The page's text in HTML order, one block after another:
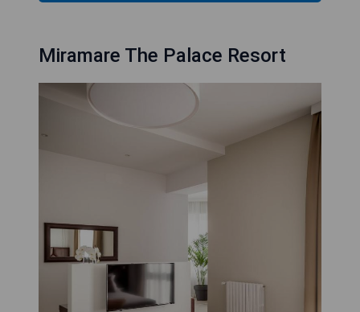
Miramare The Palace Resort